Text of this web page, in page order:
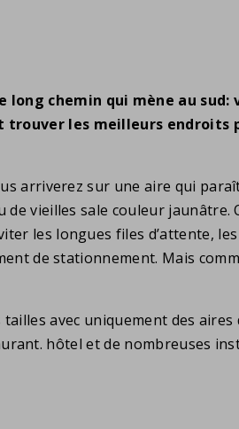
chemin qui mène au sud:
trouver les meilleurs endroits
arriverez sur une aire qui
vieilles sale couleur jaunâtre.
les longues files d’attente,
de stationnement. Mais
avec uniquement des aires
hôtel et de nombreuses